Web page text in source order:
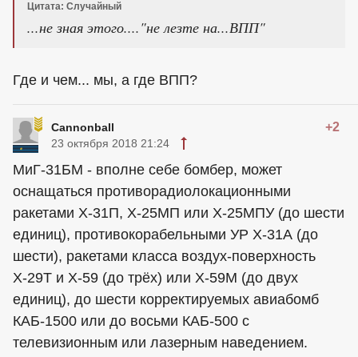
Цитата: Случайный
...не зная этого...."не лезте на...ВПП"
Где и чем... мы, а где ВПП?
Cannonball +2
23 октября 2018 21:24
МиГ-31БМ - вполне себе бомбер, может
оснащаться противорадиолокационными
ракетами Х-31П, Х-25МП или X-25МПУ (до шести
единиц), противокорабельными УР X-31А (до
шести), ракетами класса воздух-поверхность
Х-29Т и Х-59 (до трёх) или X-59М (до двух
единиц), до шести корректируемых авиабомб
КАБ-1500 или до восьми КАБ-500 с
телевизионным или лазерным наведением.